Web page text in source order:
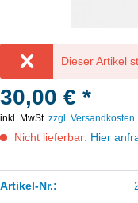
Dieser Artikel
30,00 € *
inkl. MwSt. zzgl. Versandkosten
Nicht lieferbar: Hier
Artikel-Nr.: